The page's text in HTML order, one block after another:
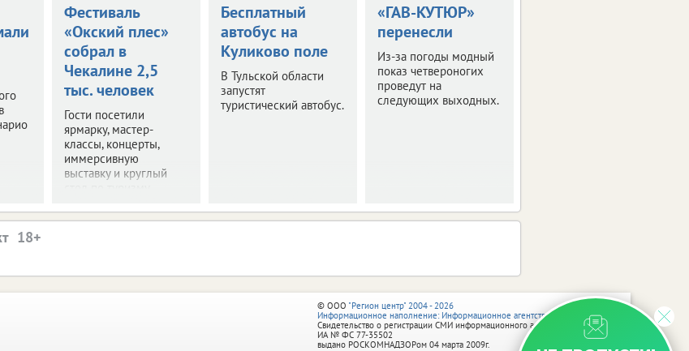
Фестиваль
«Окский плес»
собрал в
Чекалине 2,5
тыс. человек
Гости посетили
ярмарку, мастер-
классы, концерты,
иммерсивную
выставку и круглый
Бесплатный
автобус на
Куликово поле
В Тульской области
запустят
туристический автобус.
«ГАВ-КУТЮР»
перенесли
Из-за погоды модный
показ четвероногих
проведут на
следующих выходных.
© ООО "Регион центр" 2004 - 2026
Информационное наполнение: Информационное агентство vRossii.ru
Свидетельство о регистрации СМИ информационного агентства vRossii.ru
ИА № ФС 77‑35502
выдано РОСКОМНАДЗОРом 04 марта 2009г.